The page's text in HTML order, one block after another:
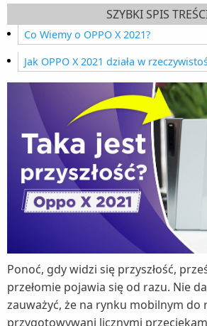
SZYBKI SPIS
Co Wiemy o OPPO X 2021?
Jak OPPO X 2021 działa w
Ponoć, gdy widzi się przyszłość,
przełomie pojawia się od razu. Nie
zauważyć, że na rynku mobilnym do
przygotowywani licznymi